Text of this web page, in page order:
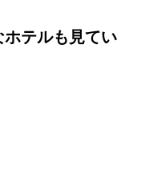
テルも見てい